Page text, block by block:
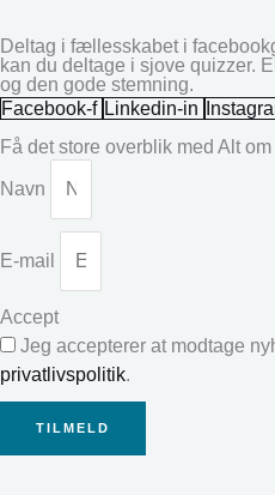
Deltag i fællesskabet i
kan du deltage i sjove quizzer.
og den gode stemning.
Facebook-f Linkedin-in
Få det store overblik med Alt
Navn
E-mail
Accept
Jeg accepterer at modtage
privatlivspolitik.
TILMELD